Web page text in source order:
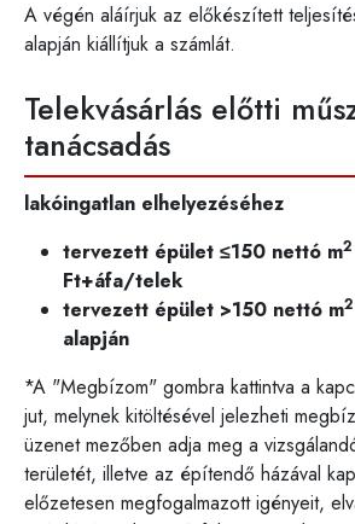
A végén aláírjuk az előkészített
alapján kiállítjuk a számlát.
Telekvásárlás előtti
tanácsadás
lakóingatlan elhelyezéséhez
tervezett épület ≤150 nettó m2
Ft+áfa/telek
tervezett épület >150 nettó m2
alapján
*A "Megbízom" gombra kattintva a
jut, melynek kitöltésével jelezheti
üzenet mezőben adja meg a
területét, illetve az építendő házával
előzetesen megfogalmazott igényeit,